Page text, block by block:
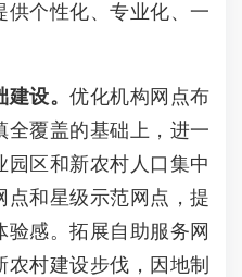
供个性化、专业化、一
设。 优化机构网点布
全覆盖的基础上，进一
园区和新农村人口集中
点和星级示范网点，提
感。拓展自助服务网
村建设步伐，因地制